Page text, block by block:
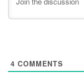
4 COMMENTS